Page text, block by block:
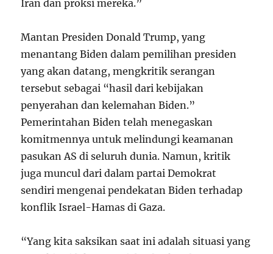
Iran dan proksi mereka.”
Mantan Presiden Donald Trump, yang
menantang Biden dalam pemilihan presiden
yang akan datang, mengkritik serangan
tersebut sebagai “hasil dari kebijakan
penyerahan dan kelemahan Biden.”
Pemerintahan Biden telah menegaskan
komitmennya untuk melindungi keamanan
pasukan AS di seluruh dunia. Namun, kritik
juga muncul dari dalam partai Demokrat
sendiri mengenai pendekatan Biden terhadap
konflik Israel-Hamas di Gaza.
“Yang kita saksikan saat ini adalah situasi yang